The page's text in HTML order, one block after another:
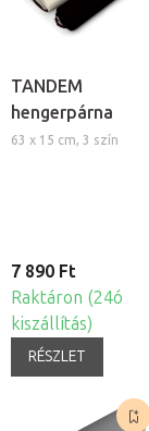
TANDEM
hengerpárna
63 x 15 cm, 3 szín
7 890 Ft
Raktáron (24ó
kiszállítás)
RÉSZLET